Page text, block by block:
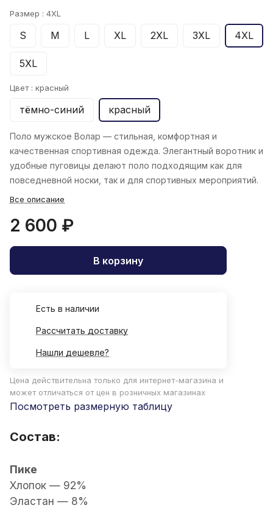
Размер : 4XL
S M L XL 2XL 3XL 4XL
5XL
Цвет : красный
тёмно-синий красный
Поло мужское Волар — стильная, комфортная и
качественная спортивная одежда. Элегантный воротник и
удобные пуговицы делают поло подходящим как для
повседневной носки, так и для спортивных мероприятий.
Все описание
2 600 ₽
В корзину
Есть в наличии
Рассчитать доставку
Нашли дешевле?
Цена действительна только для интернет-магазина и
может отличаться от цен в розничных магазинах
Посмотреть размерную таблицу
Состав:
Пике
Хлопок — 92%
Эластан — 8%